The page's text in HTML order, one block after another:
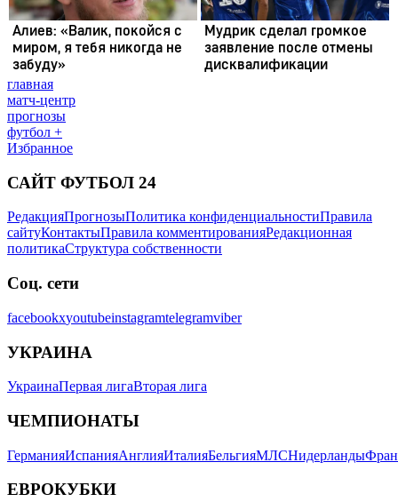
главная
матч-центр
прогнозы
футбол +
Избранное
САЙТ ФУТБОЛ 24
РедакцияПрогнозыПолитика конфиденциальностиПравила
сайтуКонтактыПравила комментированияРедакционная
политикаСтруктура собственности
Соц. сети
facebookxyoutubeinstagramtelegramviber
УКРАИНА
УкраинаПервая лигаВторая лига
ЧЕМПИОНАТЫ
ГерманияИспанияАнглияИталияБельгияМЛСНидерланды
ЕВРОКУБКИ